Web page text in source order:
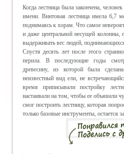
Когда лестница была закончена,
имени. Винтовая лестница имела 6,7
поднимаясь к хорам. Что самое
и даже центральной несущей
выдерживать вес людей,
Спустя десять лет после этого
перила. В последующие годы
древесину, из которой была
неизвестный вид ели, не
время приписывали постройку
настаивали на том, чтобы ее объявили
смог построить лестницу, которая
только базовые инструменты, остается